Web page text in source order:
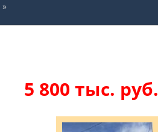
»
5 800 тыс. руб.